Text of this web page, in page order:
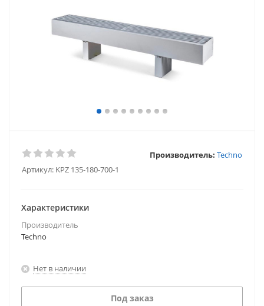
Артикул: KPZ 135-180-700-1
Производитель: Techno
Характеристики
Производитель
Techno
Нет в наличии
Под заказ